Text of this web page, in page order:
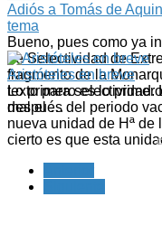
Adiós a Tomás de
tema
Bueno, pues como ya
de Selectividad de
fragmento de la
texto para selectividad.
mal el …
Aristóteles en breve
Lo primero es lo
después del periodo
nueva unidad de Hª de
cierto es que esta